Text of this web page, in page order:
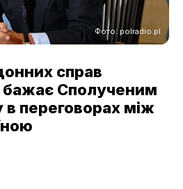
Фото: polradio.pl
справ
бажає Сполученим
в переговорах між